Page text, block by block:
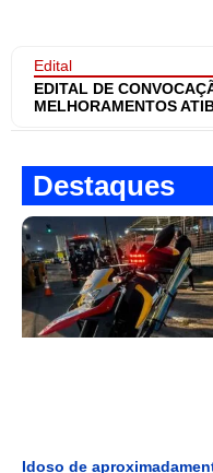
Edital
EDITAL DE
MELHORAMENTOS
Destaques
Idoso de